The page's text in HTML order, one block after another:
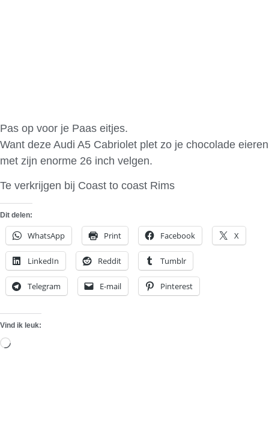
Pas op voor je Paas eitjes.
Want deze Audi A5 Cabriolet plet zo je chocolade eieren
met zijn enorme 26 inch velgen.
Te verkrijgen bij Coast to coast Rims
Dit delen:
WhatsApp Print Facebook X
LinkedIn Reddit Tumblr
Telegram E-mail Pinterest
Vind ik leuk:
Aan